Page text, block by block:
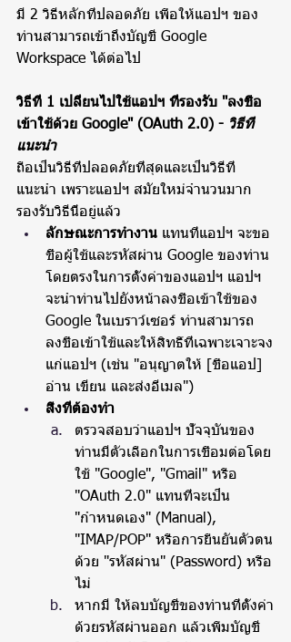
มี 2 วิธีหลักที่ปลอดภัย เพื่อให้แอปฯ ของ
ท่านสามารถเข้าถึงบัญชี Google
Workspace ได้ต่อไป
วิธีที่ 1 เปลี่ยนไปใช้แอปฯ ที่รองรับ "ลงชื่อ
เข้าใช้ด้วย Google" (OAuth 2.0) - วิธีที่
แนะนำ
ถือเป็นวิธีที่ปลอดภัยที่สุดและเป็นวิธีที่
แนะนำ เพราะแอปฯ สมัยใหม่จำนวนมาก
รองรับวิธีนี้อยู่แล้ว
ลักษณะการทำงาน แทนที่แอปฯ จะขอ
ชื่อผู้ใช้และรหัสผ่าน Google ของท่าน
โดยตรงในการตั้งค่าของแอปฯ แอปฯ
จะนำท่านไปยังหน้าลงชื่อเข้าใช้ของ
Google ในเบราว์เซอร์ ท่านสามารถ
ลงชื่อเข้าใช้และให้สิทธิ์ที่เฉพาะเจาะจง
แก่แอปฯ (เช่น "อนุญาตให้ [ชื่อแอป]
อ่าน เขียน และส่งอีเมล")
สิ่งที่ต้องทำ
ตรวจสอบว่าแอปฯ ปัจจุบันของ
ท่านมีตัวเลือกในการเชื่อมต่อโดย
ใช้ "Google", "Gmail" หรือ
"OAuth 2.0" แทนที่จะเป็น
"กำหนดเอง" (Manual),
"IMAP/POP" หรือการยืนยันตัวตน
ด้วย "รหัสผ่าน" (Password) หรือ
ไม่
หากมี ให้ลบบัญชีของท่านที่ตั้งค่า
ด้วยรหัสผ่านออก แล้วเพิ่มบัญชี